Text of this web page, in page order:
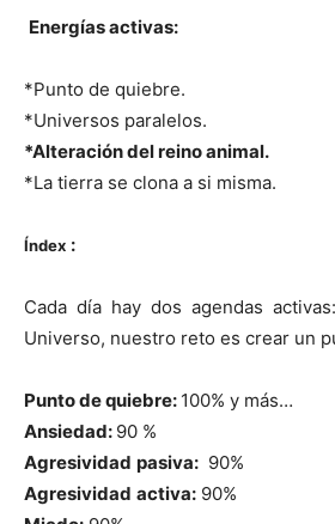
Energías activas:
*Punto de quiebre.
*Universos paralelos.
*Alteración del reino animal.
*La tierra se clona a si misma.
Índex :
Cada día hay dos agendas
Universo, nuestro reto es crear un
Punto de quiebre: 100% y más…
Ansiedad: 90 %
Agresividad pasiva: 90%
Agresividad activa: 90%